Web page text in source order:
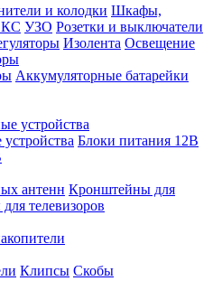
и колодки Шкафы,
УЗО Розетки и выключатели
Изолента Освещение
Аккумуляторные батарейки
устройства
Блоки питания 12В
антенн Кронштейны для
телевизоров
Клипсы Скобы